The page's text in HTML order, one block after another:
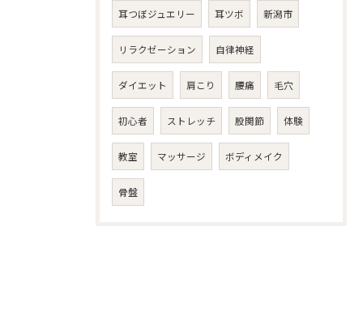
耳つぼジュエリー 耳ツボ 新潟市
リラクゼーション 自律神経
ダイエット 肩こり 腰痛 毛穴
初心者 ストレッチ 股関節 体験
教室 マッサージ ボディメイク
骨盤